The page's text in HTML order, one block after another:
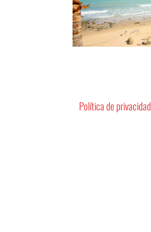
Política de privacidad